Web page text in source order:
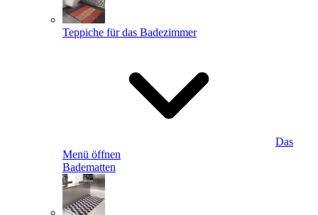
Teppiche für das Badezimmer
Das
Menü öffnen
Badematten